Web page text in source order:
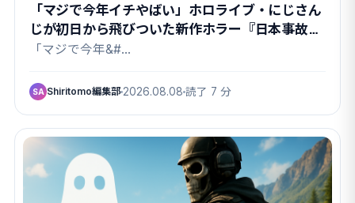
「マジで今年イチやばい」ホロライブ・にじさん
じが初日から飛びついた新作ホラー『日本事故物
件監視協会3』の中身
「マジで今年&#…
SA Shiritomo編集部 2026.08.08 読了 7 分